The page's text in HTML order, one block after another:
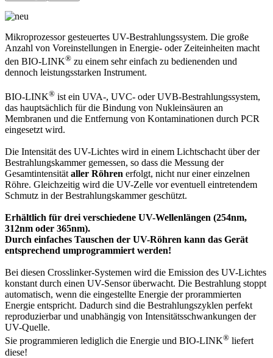
Mikroprozessor gesteuertes UV-Bestrahlungssystem. Die große
Anzahl von Voreinstellungen in Energie- oder Zeiteinheiten macht
den BIO-LINK® zu einem sehr einfach zu bedienenden und
dennoch leistungsstarken Instrument.
BIO-LINK® ist ein UVA-, UVC- oder UVB-Bestrahlungssystem,
das hauptsächlich für die Bindung von Nukleinsäuren an
Membranen und die Entfernung von Kontaminationen durch PCR
eingesetzt wird.
Die Intensität des UV-Lichtes wird in einem Lichtschacht über der
Bestrahlungskammer gemessen, so dass die Messung der
Gesamtintensität aller Röhren erfolgt, nicht nur einer einzelnen
Röhre. Gleichzeitig wird die UV-Zelle vor eventuell eintretendem
Schmutz in der Bestrahlungskammer geschützt.
Erhältlich für drei verschiedene UV-Wellenlängen (254nm,
312nm oder 365nm).
Durch einfaches Tauschen der UV-Röhren kann das Gerät
entsprechend umprogrammiert werden!
Bei diesen Crosslinker-Systemen wird die Emission des UV-Lichtes
konstant durch einen UV-Sensor überwacht. Die Bestrahlung stoppt
automatisch, wenn die eingestellte Energie der prorammierten
Energie entspricht. Dadurch sind die Bestrahlungszyklen perfekt
reproduzierbar und unabhängig von Intensitätsschwankungen der
UV-Quelle.
Sie programmieren lediglich die Energie und BIO-LINK® liefert
diese!